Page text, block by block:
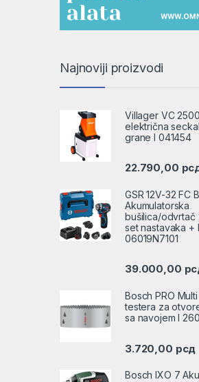
Najnoviji proizvodi
Villager VC 2500
električna
grane l 041454
22.790,00
GSR 12V-32 FC
Akumulatorska
bušilica/odvrtač
set nastavaka +
06019N7101
39.000,00
Bosch PRO
testera za
sa navojem l
3.720,00 рсд
Bosch IXO 7